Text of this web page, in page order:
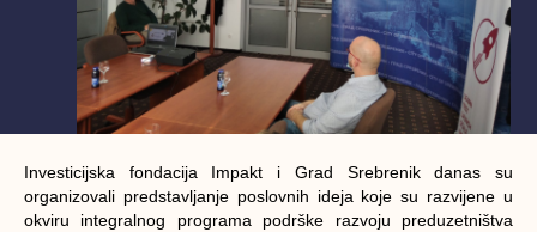
Investicijska fondacija Impakt i Grad Srebrenik danas su
organizovali predstavljanje poslovnih ideja koje su razvijene u
okviru integralnog programa podrške razvoju preduzetništva